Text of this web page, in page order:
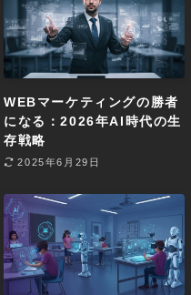
WEBマーケティングの勝者
になる：2026年AI時代の生
存戦略
2025年6月29日